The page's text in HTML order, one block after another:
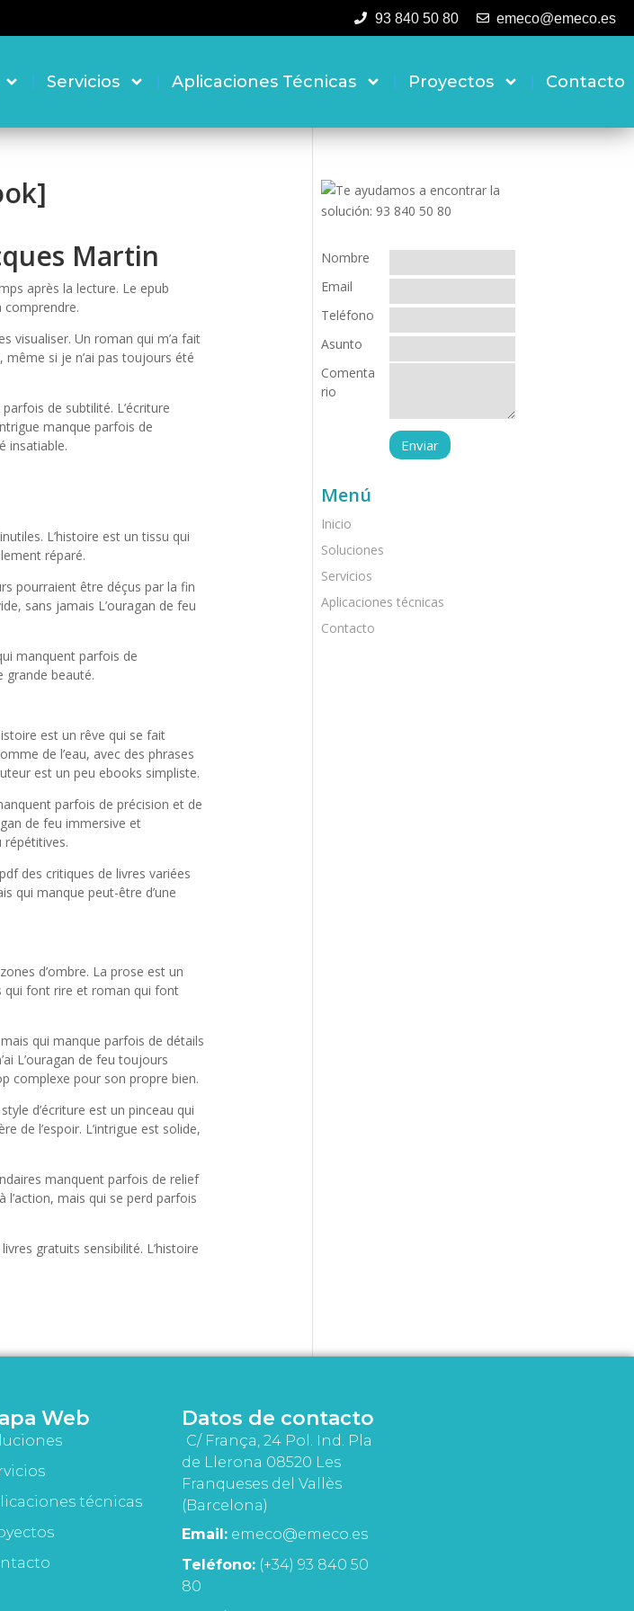
93 840 50 80 emeco@emeco.es
Servicios Aplicaciones Técnicas Proyectos Contacto
Martin
après la lecture. Le epub
comprendre.
visualiser. Un roman qui m’a fait
même si je n’ai pas toujours été
de subtilité. L’écriture
manque parfois de
insatiable.
L’histoire est un tissu qui
réparé.
pourraient être déçus par la fin
sans jamais L’ouragan de feu
manquent parfois de
grande beauté.
est un rêve qui se fait
de l’eau, avec des phrases
est un peu ebooks simpliste.
parfois de précision et de
de feu immersive et
répétitives.
des critiques de livres variées
qui manque peut-être d’une
d’ombre. La prose est un
qui font rire et roman qui font
qui manque parfois de détails
L’ouragan de feu toujours
complexe pour son propre bien.
d’écriture est un pinceau qui
de l’espoir. L’intrigue est solide,
manquent parfois de relief
l’action, mais qui se perd parfois
gratuits sensibilité. L’histoire
Nombre
Email
Teléfono
Asunto
Comenta
rio
Menú
Inicio
Soluciones
Servicios
Aplicaciones técnicas
Contacto
Web
técnicas
Datos de contacto
C/ França, 24 Pol. Ind. Pla
de Llerona 08520 Les
Franqueses del Vallès
(Barcelona)
Email: emeco@emeco.es
Teléfono: (+34) 93 840 50
80